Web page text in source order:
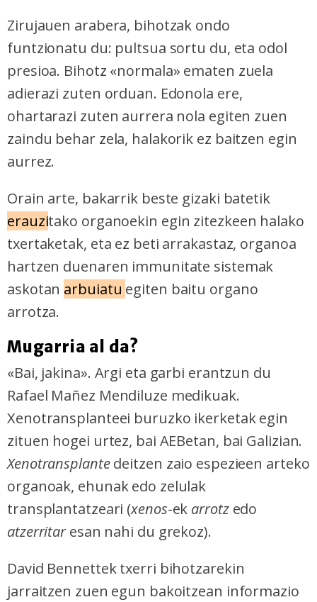
Zirujauen arabera, bihotzak ondo
funtzionatu du: pultsua sortu du, eta odol
presioa. Bihotz «normala» ematen zuela
adierazi zuten orduan. Edonola ere,
ohartarazi zuten aurrera nola egiten zuen
zaindu behar zela, halakorik ez baitzen egin
aurrez.
Orain arte, bakarrik beste gizaki batetik
erauzitako organoekin egin zitezkeen halako
txertaketak, eta ez beti arrakastaz, organoa
hartzen duenaren immunitate sistemak
askotan arbuiatu egiten baitu organo
arrotza.
Mugarria al da?
«Bai, jakina». Argi eta garbi erantzun du
Rafael Mañez Mendiluze medikuak.
Xenotransplanteei buruzko ikerketak egin
zituen hogei urtez, bai AEBetan, bai Galizian.
Xenotransplantedeitzen zaio espezieen arteko
organoak, ehunak edo zelulak
transplantatzeari (xenos-ek arrotzedo
atzerritaresan nahi du grekoz).
David Bennettek txerri bihotzarekin
jarraitzen zuen egun bakoitzean informazio